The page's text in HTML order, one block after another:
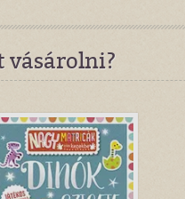
vásárolni?